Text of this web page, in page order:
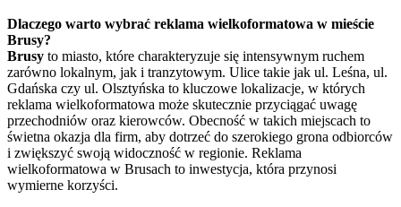
Dlaczego warto wybrać reklama wielkoformatowa w mieście
Brusy?
Brusy to miasto, które charakteryzuje się intensywnym ruchem
zarówno lokalnym, jak i tranzytowym. Ulice takie jak ul. Leśna, ul.
Gdańska czy ul. Olsztyńska to kluczowe lokalizacje, w których
reklama wielkoformatowa może skutecznie przyciągać uwagę
przechodniów oraz kierowców. Obecność w takich miejscach to
świetna okazja dla firm, aby dotrzeć do szerokiego grona odbiorców
i zwiększyć swoją widoczność w regionie. Reklama
wielkoformatowa w Brusach to inwestycja, która przynosi
wymierne korzyści.